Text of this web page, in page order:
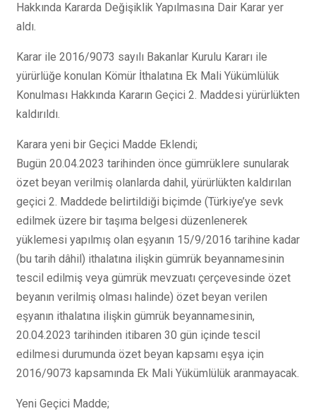
Hakkında Kararda Değişiklik Yapılmasına Dair Karar yer
aldı.
Karar ile 2016/9073 sayılı Bakanlar Kurulu Kararı ile
yürürlüğe konulan Kömür İthalatına Ek Mali Yükümlülük
Konulması Hakkında Kararın Geçici 2. Maddesi yürürlükten
kaldırıldı.
Karara yeni bir Geçici Madde Eklendi;
Bugün 20.04.2023 tarihinden önce gümrüklere sunularak
özet beyan verilmiş olanlarda dahil, yürürlükten kaldırılan
geçici 2. Maddede belirtildiği biçimde (Türkiye’ye sevk
edilmek üzere bir taşıma belgesi düzenlenerek
yüklemesi yapılmış olan eşyanın 15/9/2016 tarihine kadar
(bu tarih dâhil) ithalatına ilişkin gümrük beyannamesinin
tescil edilmiş veya gümrük mevzuatı çerçevesinde özet
beyanın verilmiş olması halinde) özet beyan verilen
eşyanın ithalatına ilişkin gümrük beyannamesinin,
20.04.2023 tarihinden itibaren 30 gün içinde tescil
edilmesi durumunda özet beyan kapsamı eşya için
2016/9073 kapsamında Ek Mali Yükümlülük aranmayacak.
Yeni Geçici Madde;